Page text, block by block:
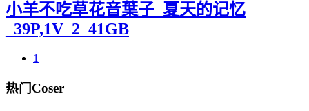
小羊不吃草花音葉子_夏天的记忆
_39P,1V_2_41GB
1
热门Coser